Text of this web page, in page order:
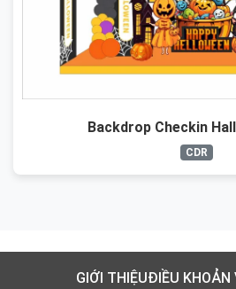
Backdrop Checkin
CDR
GIỚI THIỆUĐIỀU KHOẢN